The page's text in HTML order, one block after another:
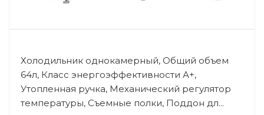
Холодильник однокамерный, Общий объем
64л, Класс энергоэффективности А+,
Утопленная ручка, Механический регулятор
температуры, Съемные полки, Поддон дл...